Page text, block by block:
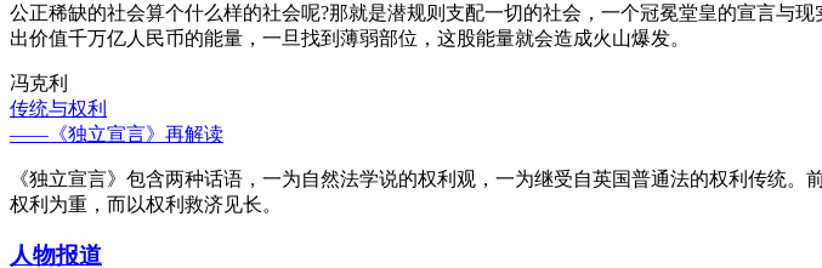
公正稀缺的社会算个什么样的社会呢?那就是潜规则支配一切的社会，一个冠冕堂皇的宣言与
出价值千万亿人民币的能量，一旦找到薄弱部位，这股能量就会造成火山爆发。
冯克利
传统与权利
——《独立宣言》再解读
《独立宣言》包含两种话语，一为自然法学说的权利观，一为继受自英国普通法的权利传统
权利为重，而以权利救济见长。
人物报道